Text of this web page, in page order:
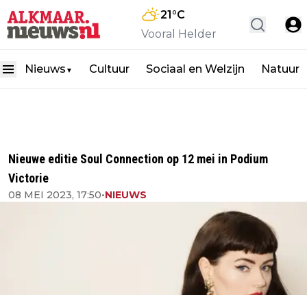
21°C
Vooral Helder
Nieuws ▼ Cultuur Sociaal en Welzijn Natuur
Nieuwe editie Soul Connection op 12 mei in Podium
Victorie
08 MEI 2023, 17:50•NIEUWS